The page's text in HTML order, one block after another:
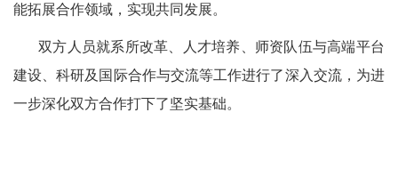
能拓展合作领域，实现共同发展。
双方人员就系所改革、人才培养、师资队伍与高端平台
建设、科研及国际合作与交流等工作进行了深入交流，为进
一步深化双方合作打下了坚实基础。